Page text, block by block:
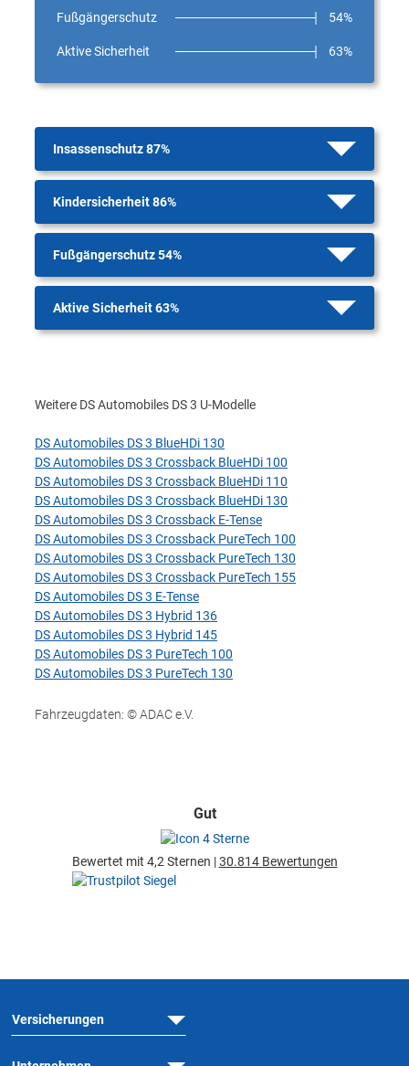
Fußgängerschutz 54%
Aktive Sicherheit 63%
Insassenschutz 87%
Kindersicherheit 86%
Fußgängerschutz 54%
Aktive Sicherheit 63%
Weitere DS Automobiles DS 3 U-Modelle
DS Automobiles DS 3 BlueHDi 130
DS Automobiles DS 3 Crossback BlueHDi 100
DS Automobiles DS 3 Crossback BlueHDi 110
DS Automobiles DS 3 Crossback BlueHDi 130
DS Automobiles DS 3 Crossback E-Tense
DS Automobiles DS 3 Crossback PureTech 100
DS Automobiles DS 3 Crossback PureTech 130
DS Automobiles DS 3 Crossback PureTech 155
DS Automobiles DS 3 E-Tense
DS Automobiles DS 3 Hybrid 136
DS Automobiles DS 3 Hybrid 145
DS Automobiles DS 3 PureTech 100
DS Automobiles DS 3 PureTech 130
Fahrzeugdaten: © ADAC e.V.
Gut
Bewertet mit 4,2 Sternen |30.814 Bewertungen
Versicherungen